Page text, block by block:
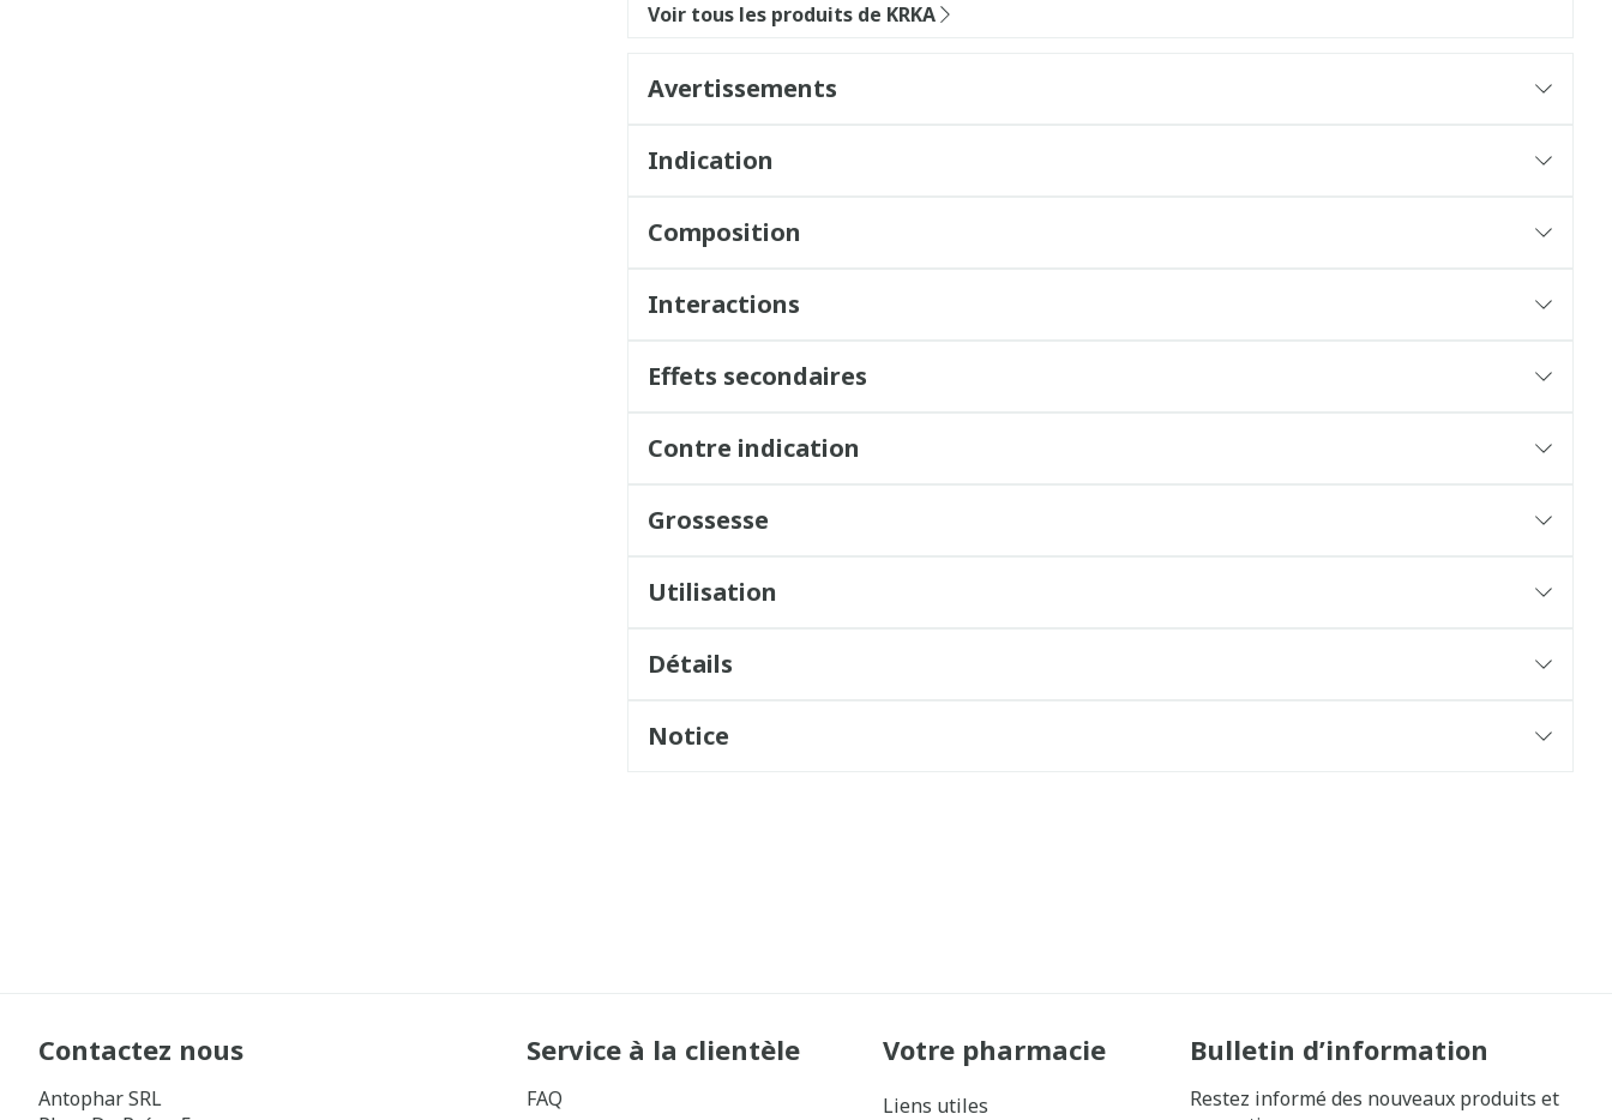
Voir tous les produits de KRKA
Avertissements
Indication
Composition
Interactions
Effets secondaires
Contre indication
Grossesse
Utilisation
Détails
Notice
Contactez nous
Antophar SRL
Service à la clientèle
FAQ
Votre pharmacie
Liens utiles
Bulletin d’information
Restez informé des nouveaux produits et